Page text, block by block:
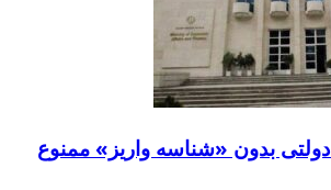
بدون «شناسه واریز» ممنوع